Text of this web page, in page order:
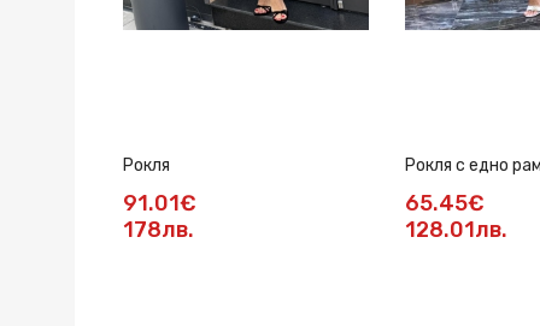
Рокля
91.01€
178лв.
Рокля с едно
65.45€
128.01лв.